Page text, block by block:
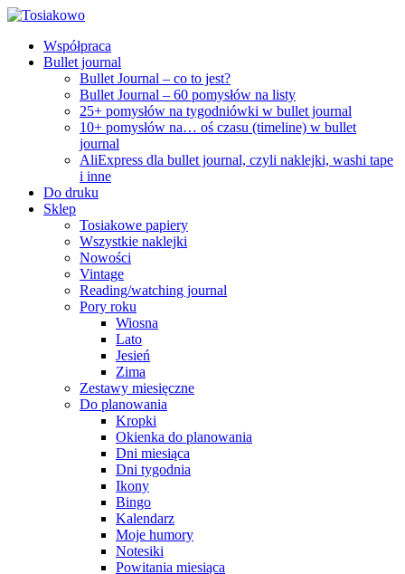
Współpraca
Bullet journal
Bullet Journal – co to jest?
Bullet Journal – 60 pomysłów na listy
25+ pomysłów na tygodniówki w bullet journal
10+ pomysłów na… oś czasu (timeline) w bullet
journal
AliExpress dla bullet journal, czyli naklejki, washi tape
i inne
Do druku
Sklep
Tosiakowe papiery
Wszystkie naklejki
Nowości
Vintage
Reading/watching journal
Pory roku
Wiosna
Lato
Jesień
Zima
Zestawy miesięczne
Do planowania
Kropki
Okienka do planowania
Dni miesiąca
Dni tygodnia
Ikony
Bingo
Kalendarz
Moje humory
Notesiki
Powitania miesiąca